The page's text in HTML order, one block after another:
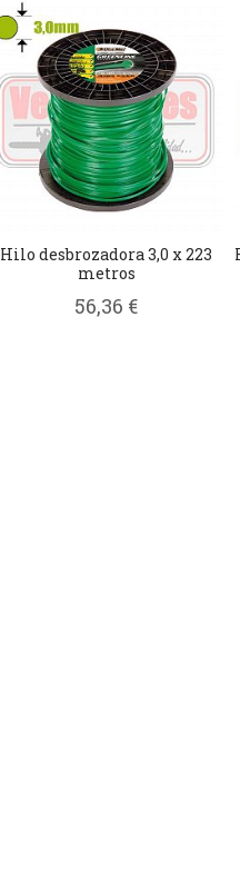
Hilo desbrozadora 3,0 x 223
metros
56,36 €